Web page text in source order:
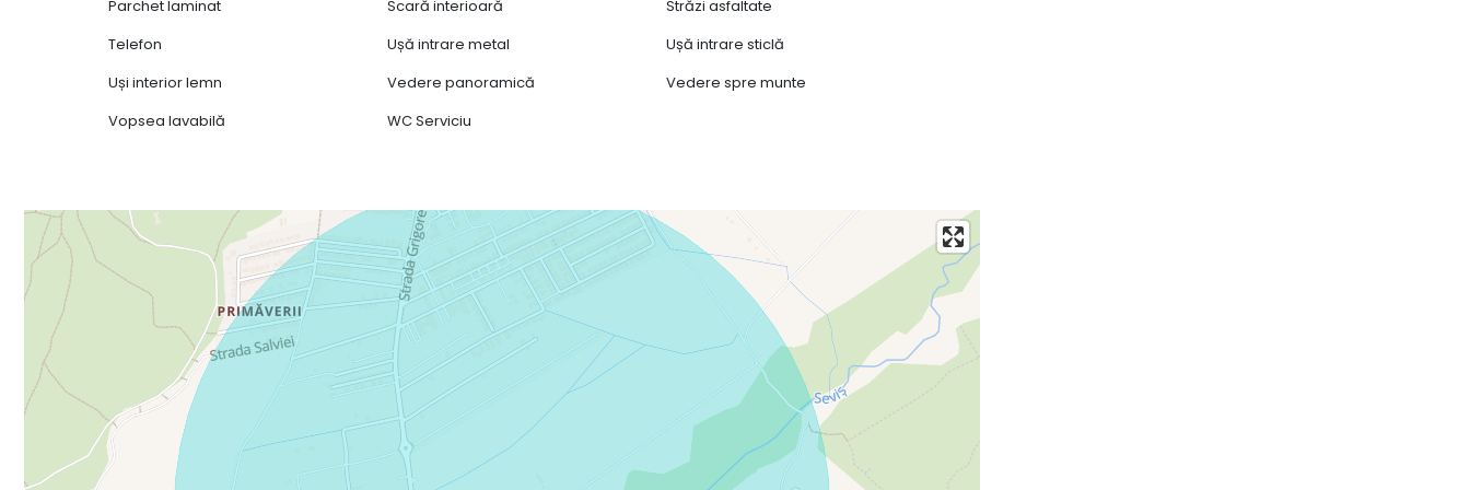
Parchet laminat
Scară interioară
Străzi asfaltate
Telefon
Ușă intrare metal
Ușă intrare sticlă
Uși interior lemn
Vedere panoramică
Vedere spre munte
Vopsea lavabilă
WC Serviciu